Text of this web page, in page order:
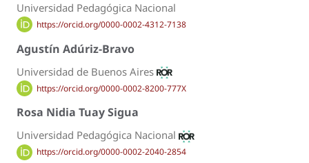
Universidad Pedagógica Nacional
https://orcid.org/0000-0002-4312-7138
Agustín Adúriz-Bravo
Universidad de Buenos Aires
https://orcid.org/0000-0002-8200-777X
Rosa Nidia Tuay Sigua
Universidad Pedagógica Nacional
https://orcid.org/0000-0002-2040-2854